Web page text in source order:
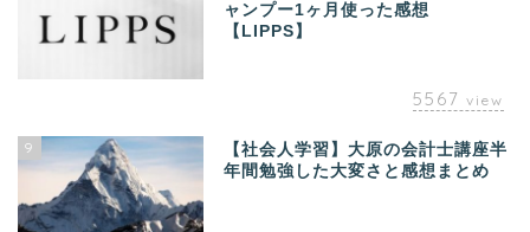
ャンプー1ヶ月使った感想
【LIPPS】
5567 view
9
【社会人学習】大原の会計士講座半
年間勉強した大変さと感想まとめ